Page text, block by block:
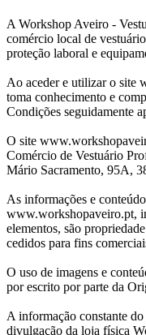
A Workshop Aveiro -
comércio local de
proteção laboral e
Ao aceder e utilizar o site
toma conhecimento e
Condições seguidamente
O site
Comércio de Vestuário
Mário Sacramento, 95A,
As informações e
www.workshopaveiro.pt,
elementos, são
cedidos para fins
O uso de imagens e
por escrito por parte da
A informação constante
divulgação da loja física